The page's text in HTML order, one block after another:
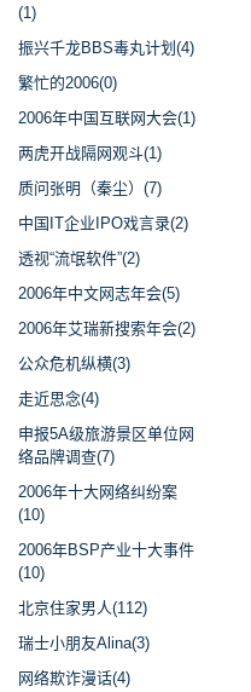
(1)
振兴千龙BBS毒丸计划(4)
繁忙的2006(0)
2006年中国互联网大会(1)
两虎开战隔网观斗(1)
质问张明（秦尘）(7)
中国IT企业IPO戏言录(2)
透视“流氓软件”(2)
2006年中文网志年会(5)
2006年艾瑞新搜索年会(2)
公众危机纵横(3)
走近思念(4)
申报5A级旅游景区单位网
络品牌调查(7)
2006年十大网络纠纷案
(10)
2006年BSP产业十大事件
(10)
北京住家男人(112)
瑞士小朋友Alina(3)
网络欺诈漫话(4)